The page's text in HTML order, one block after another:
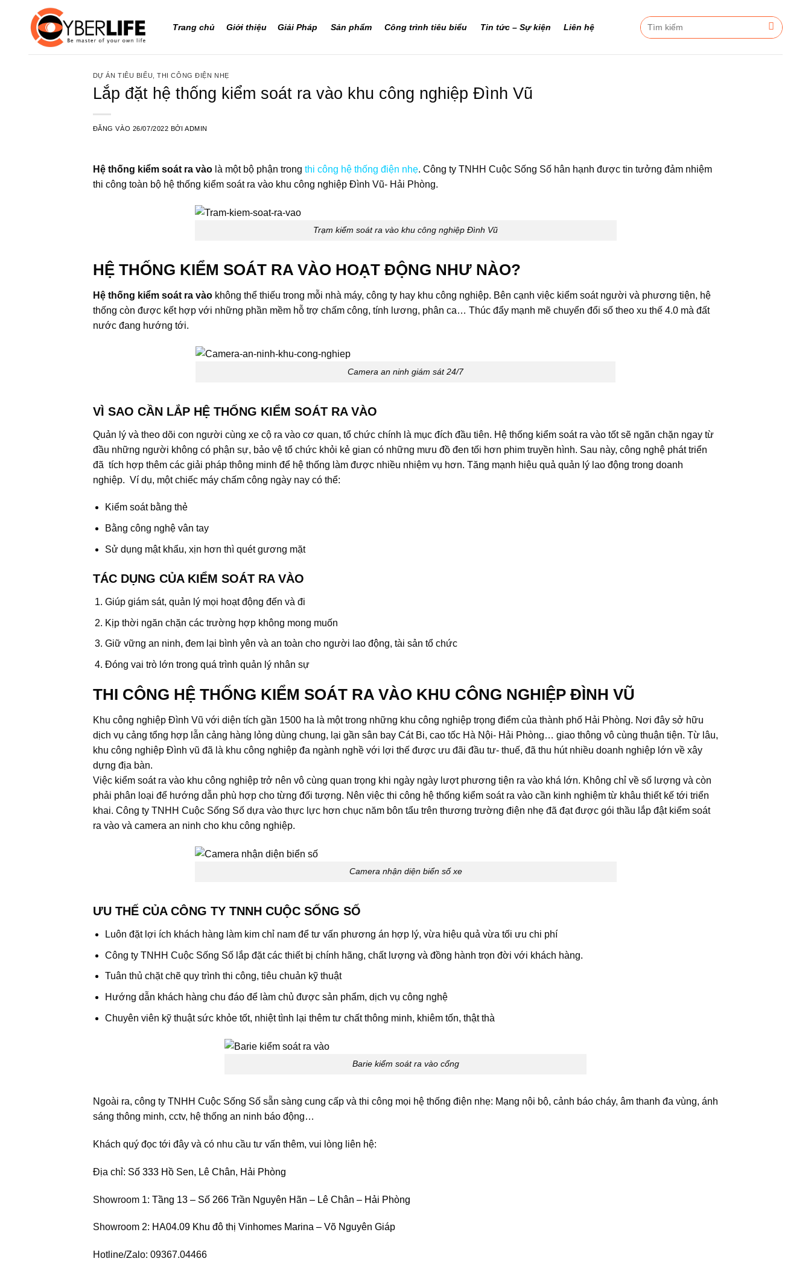
Trang chủ Giới thiệu Giải Pháp Sản phẩm Công trình tiêu biểu Tin tức – Sự kiện Liên hệ
Tìm
kiếm:
DỰ ÁN TIÊU BIỂU ,THI CÔNG ĐIỆN NHẸ
Lắp đặt hệ thống kiểm soát ra vào khu công nghiệp Đình Vũ
ĐĂNG VÀO 26/07/2022 BỞIADMIN
Hệ thống kiểm soát ra vàolà một bộ phận trong thi công hệ thống điện nhẹ. Công ty TNHH Cuộc Sống Số hân hạnh được tin tưởng đảm nhiệm
thi công toàn bộ hệ thống kiểm soát ra vào khu công nghiệp Đình Vũ- Hải Phòng.
Trạm kiểm soát ra vào khu công nghiệp Đình Vũ
HỆ THỐNG KIỂM SOÁT RA VÀO HOẠT ĐỘNG NHƯ NÀO?
Hệ thống kiểm soát ra vào không thể thiếu trong mỗi nhà máy, công ty hay khu công nghiệp. Bên cạnh việc kiểm soát người và phương tiện, hệ
thống còn được kết hợp với những phần mềm hỗ trợ chấm công, tính lương, phân ca… Thúc đẩy mạnh mẽ chuyển đổi số theo xu thế 4.0 mà đất
nước đang hướng tới.
Camera an ninh giám sát 24/7
VÌ SAO CẦN LẮP HỆ THỐNG KIỂM SOÁT RA VÀO
Quản lý và theo dõi con người cùng xe cộ ra vào cơ quan, tổ chức chính là mục đích đầu tiên. Hệ thống kiểm soát ra vào tốt sẽ ngăn chặn ngay từ
đầu những người không có phận sự, bảo vệ tổ chức khỏi kẻ gian có những mưu đồ đen tối hơn phim truyền hình. Sau này, công nghệ phát triển
đã tích hợp thêm các giải pháp thông minh để hệ thống làm được nhiều nhiệm vụ hơn. Tăng mạnh hiệu quả quản lý lao động trong doanh
nghiệp. Ví dụ, một chiếc máy chấm công ngày nay có thể:
Kiểm soát bằng thẻ
Bằng công nghệ vân tay
Sử dụng mật khẩu, xịn hơn thì quét gương mặt
TÁC DỤNG CỦA KIỂM SOÁT RA VÀO
Giúp giám sát, quản lý mọi hoạt động đến và đi
Kịp thời ngăn chặn các trường hợp không mong muốn
Giữ vững an ninh, đem lại bình yên và an toàn cho người lao động, tài sản tổ chức
Đóng vai trò lớn trong quá trình quản lý nhân sự
THI CÔNG HỆ THỐNG KIỂM SOÁT RA VÀO KHU CÔNG NGHIỆP ĐÌNH VŨ
Khu công nghiệp Đình Vũ với diện tích gần 1500 ha là một trong những khu công nghiệp trọng điểm của thành phố Hải Phòng. Nơi đây sở hữu
dịch vụ cảng tổng hợp lẫn cảng hàng lỏng dùng chung, lại gần sân bay Cát Bi, cao tốc Hà Nội- Hải Phòng… giao thông vô cùng thuận tiện. Từ lâu,
khu công nghiệp Đình vũ đã là khu công nghiệp đa ngành nghề với lợi thế được ưu đãi đầu tư- thuế, đã thu hút nhiều doanh nghiệp lớn về xây
dựng địa bàn.
Việc kiểm soát ra vào khu công nghiệp trở nên vô cùng quan trọng khi ngày ngày lượt phương tiện ra vào khá lớn. Không chỉ về số lượng và còn
phải phân loại để hướng dẫn phù hợp cho từng đối tượng. Nên việc thi công hệ thống kiểm soát ra vào cần kinh nghiệm từ khâu thiết kế tới triển
khai. Công ty TNHH Cuộc Sống Số dựa vào thực lực hơn chục năm bôn tẩu trên thương trường điện nhẹ đã đạt được gói thầu lắp đật kiểm soát
ra vào và camera an ninh cho khu công nghiệp.
Camera nhận diện biển số xe
ƯU THẾ CỦA CÔNG TY TNNH CUỘC SỐNG SỐ
Luôn đặt lợi ích khách hàng làm kim chỉ nam để tư vấn phương án hợp lý, vừa hiệu quả vừa tối ưu chi phí
Công ty TNHH Cuộc Sống Số lắp đặt các thiết bị chính hãng, chất lượng và đồng hành trọn đời với khách hàng.
Tuân thủ chặt chẽ quy trình thi công, tiêu chuản kỹ thuật
Hướng dẫn khách hàng chu đáo để làm chủ được sản phẩm, dịch vụ công nghệ
Chuyên viên kỹ thuật sức khỏe tốt, nhiệt tình lại thêm tư chất thông minh, khiêm tốn, thật thà
Barie kiểm soát ra vào cổng
Ngoài ra, công ty TNHH Cuộc Sống Số sẵn sàng cung cấp và thi công mọi hệ thống điện nhẹ: Mạng nội bộ, cảnh báo cháy, âm thanh đa vùng, ánh
sáng thông minh, cctv, hệ thống an ninh báo động…
Khách quý đọc tới đây và có nhu cầu tư vấn thêm, vui lòng liên hệ:
Địa chỉ: Số 333 Hồ Sen, Lê Chân, Hải Phòng
Showroom 1: Tầng 13 – Số 266 Trần Nguyên Hãn – Lê Chân – Hải Phòng
Showroom 2: HA04.09 Khu đô thị Vinhomes Marina – Võ Nguyên Giáp
Hotline/Zalo: 09367.04466